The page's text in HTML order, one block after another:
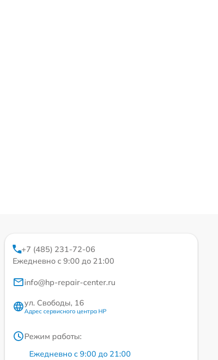
+7 (485) 231-72-06
Ежедневно с 9:00 до 21:00
info@hp-repair-center.ru
ул. Свободы, 16
Адрес сервисного центра HP
Режим работы:
Ежедневно с 9:00 до 21:00